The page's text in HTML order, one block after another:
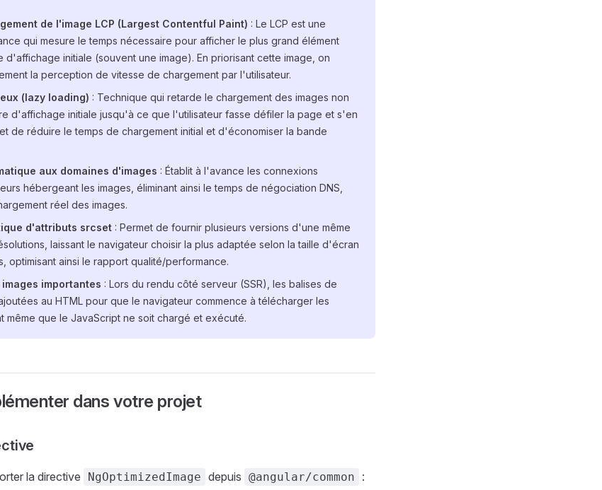
de l'image LCP (Largest Contentful Paint) : Le LCP est une
qui mesure le temps nécessaire pour afficher le plus grand élément
d'affichage initiale (souvent une image). En priorisant cette image, on
la perception de vitesse de chargement par l'utilisateur.
(lazy loading) : Technique qui retarde le chargement des images non
d'affichage initiale jusqu'à ce que l'utilisateur fasse défiler la page et s'en
de réduire le temps de chargement initial et d'économiser la bande
aux domaines d'images : Établit à l'avance les connexions
hébergeant les images, éliminant ainsi le temps de négociation DNS,
réel des images.
d'attributs srcset : Permet de fournir plusieurs versions d'une même
laissant le navigateur choisir la plus adaptée selon la taille d'écran
optimisant ainsi le rapport qualité/performance.
importantes : Lors du rendu côté serveur (SSR), les balises de
au HTML pour que le navigateur commence à télécharger les
même que le JavaScript ne soit chargé et exécuté.
dans votre projet
la directive NgOptimizedImage depuis @angular/common :